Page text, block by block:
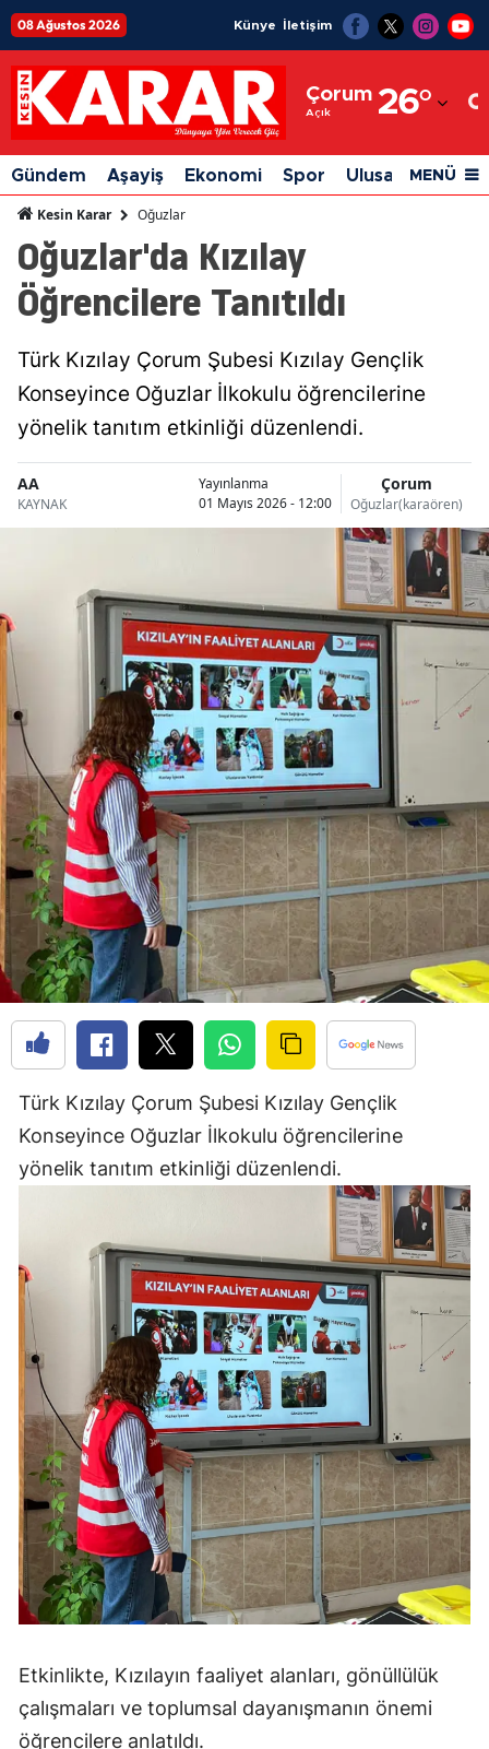
08 Ağustos 2026 Künye İletişim
Çorum
Açık 26°
Adıyaman
Afyonkarahisar
Ağrı
Ankara
Artvin
Aydın
Balıkesir
Bilecik
Bingöl
Bitlis
Bolu
Burdur
Bursa
Çanakkale
Çankırı
Çorum
Denizli
Diyarbakır
Edirne
Elazığ
Erzincan
Erzurum
Eskişehir
Gaziantep
Giresun
Gümüşhane
Hakkari
Hatay
Isparta
Mersin
İstanbul
İzmir
Kastamonu
Kayseri
Gündem Aşayiş Ekonomi Spor Ulusal Siyaset
MENÜ
Kesin Karar Oğuzlar
Oğuzlar'da Kızılay
Öğrencilere Tanıtıldı
Türk Kızılay Çorum Şubesi Kızılay Gençlik
Konseyince Oğuzlar İlkokulu öğrencilerine
yönelik tanıtım etkinliği düzenlendi.
AA
KAYNAK
Yayınlanma
01 Mayıs 2026 - 12:00
Çorum
Oğuzlar(karaören)
Türk Kızılay Çorum Şubesi Kızılay Gençlik
Konseyince Oğuzlar İlkokulu öğrencilerine
yönelik tanıtım etkinliği düzenlendi.
Etkinlikte, Kızılayın faaliyet alanları, gönüllülük
çalışmaları ve toplumsal dayanışmanın önemi
öğrencilere anlatıldı.